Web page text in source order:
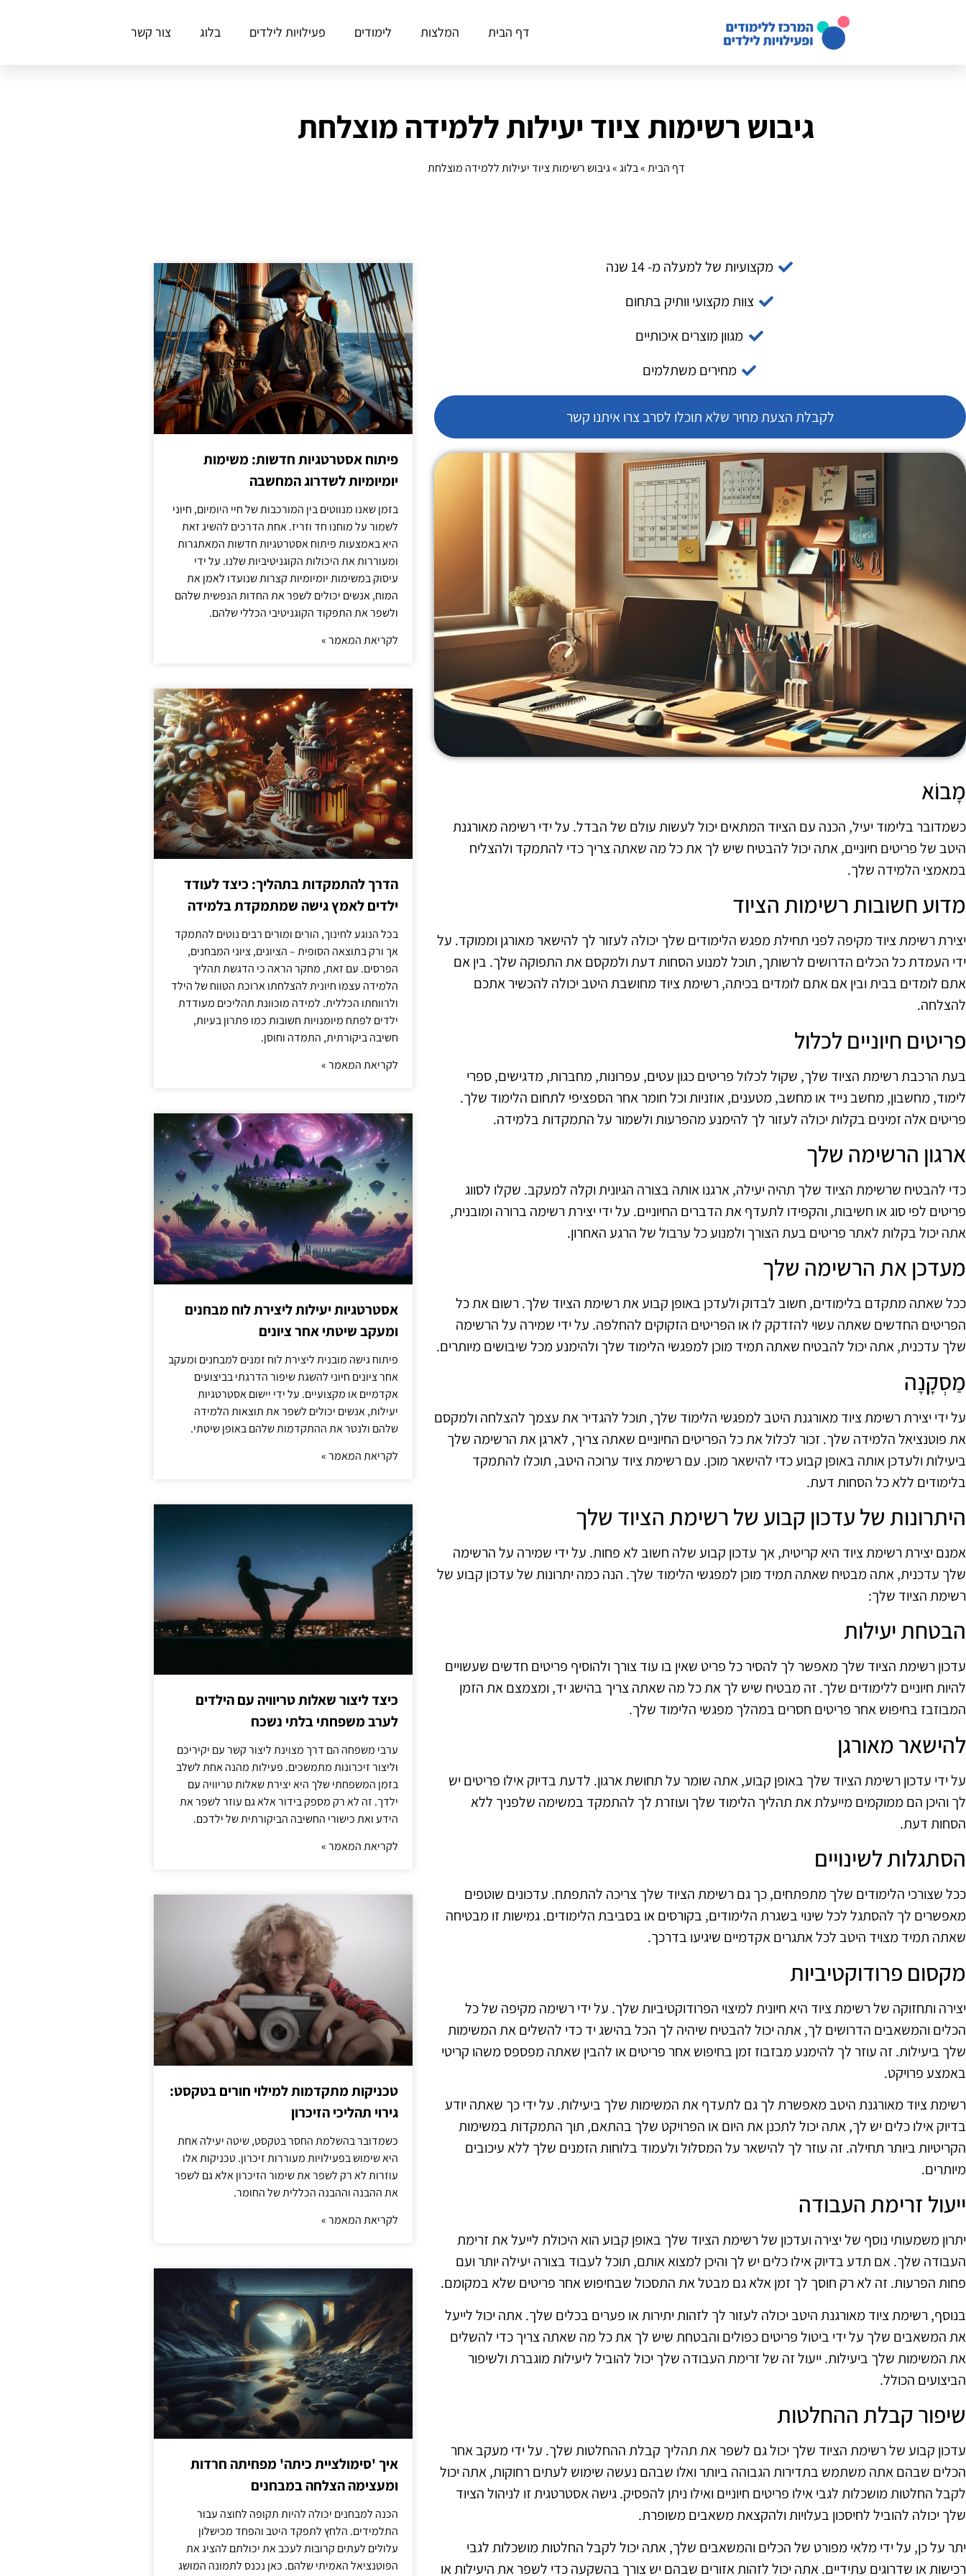
דף הבית המלצות לימודים פעילויות לילדים בלוג צור קשר
גיבוש רשימות ציוד יעילות ללמידה מוצלחת
דף הבית»בלוג»גיבוש רשימות ציוד יעילות ללמידה מוצלחת
מקצועיות של למעלה מ- 14 שנה
צוות מקצועי וותיק בתחום
מגוון מוצרים איכותיים
מחירים משתלמים
לקבלת הצעת מחיר שלא תוכלו לסרב צרו איתנו קשר
מָבוֹא
כשמדובר בלימוד יעיל, הכנה עם הציוד המתאים יכול לעשות עולם של הבדל. על ידי רשימה מאורגנת
היטב של פריטים חיוניים, אתה יכול להבטיח שיש לך את כל מה שאתה צריך כדי להתמקד ולהצליח
במאמצי הלמידה שלך.
מדוע חשובות רשימות הציוד
יצירת רשימת ציוד מקיפה לפני תחילת מפגש הלימודים שלך יכולה לעזור לך להישאר מאורגן וממוקד. על
ידי העמדת כל הכלים הדרושים לרשותך, תוכל למנוע הסחות דעת ולמקסם את התפוקה שלך. בין אם
אתם לומדים בבית ובין אם אתם לומדים בכיתה, רשימת ציוד מחושבת היטב יכולה להכשיר אתכם
להצלחה.
פריטים חיוניים לכלול
בעת הרכבת רשימת הציוד שלך, שקול לכלול פריטים כגון עטים, עפרונות, מחברות, מדגישים, ספרי
לימוד, מחשבון, מחשב נייד או מחשב, מטענים, אוזניות וכל חומר אחר הספציפי לתחום הלימוד שלך.
פריטים אלה זמינים בקלות יכולה לעזור לך להימנע מהפרעות ולשמור על התמקדות בלמידה.
ארגון הרשימה שלך
כדי להבטיח שרשימת הציוד שלך תהיה יעילה, ארגנו אותה בצורה הגיונית וקלה למעקב. שקלו לסווג
פריטים לפי סוג או חשיבות, והקפידו לתעדף את הדברים החיוניים. על ידי יצירת רשימה ברורה ומובנית,
אתה יכול בקלות לאתר פריטים בעת הצורך ולמנוע כל ערבול של הרגע האחרון.
מעדכן את הרשימה שלך
ככל שאתה מתקדם בלימודים, חשוב לבדוק ולעדכן באופן קבוע את רשימת הציוד שלך. רשום את כל
הפריטים החדשים שאתה עשוי להזדקק לו או הפריטים הזקוקים להחלפה. על ידי שמירה על הרשימה
שלך עדכנית, אתה יכול להבטיח שאתה תמיד מוכן למפגשי הלימוד שלך ולהימנע מכל שיבושים מיותרים.
מַסְקָנָה
על ידי יצירת רשימת ציוד מאורגנת היטב למפגשי הלימוד שלך, תוכל להגדיר את עצמך להצלחה ולמקסם
את פוטנציאל הלמידה שלך. זכור לכלול את כל הפריטים החיוניים שאתה צריך, לארגן את הרשימה שלך
ביעילות ולעדכן אותה באופן קבוע כדי להישאר מוכן. עם רשימת ציוד ערוכה היטב, תוכלו להתמקד
בלימודים ללא כל הסחות דעת.
היתרונות של עדכון קבוע של רשימת הציוד שלך
אמנם יצירת רשימת ציוד היא קריטית, אך עדכון קבוע שלה חשוב לא פחות. על ידי שמירה על הרשימה
שלך עדכנית, אתה מבטיח שאתה תמיד מוכן למפגשי הלימוד שלך. הנה כמה יתרונות של עדכון קבוע של
רשימת הציוד שלך:
הבטחת יעילות
עדכון רשימת הציוד שלך מאפשר לך להסיר כל פריט שאין בו עוד צורך ולהוסיף פריטים חדשים שעשויים
להיות חיוניים ללימודים שלך. זה מבטיח שיש לך את כל מה שאתה צריך בהישג יד, ומצמצם את הזמן
המבוזבז בחיפוש אחר פריטים חסרים במהלך מפגשי הלימוד שלך.
להישאר מאורגן
על ידי עדכון רשימת הציוד שלך באופן קבוע, אתה שומר על תחושת ארגון. לדעת בדיוק אילו פריטים יש
לך והיכן הם ממוקמים מייעלת את תהליך הלימוד שלך ועוזרת לך להתמקד במשימה שלפניך ללא
הסחות דעת.
הסתגלות לשינויים
ככל שצורכי הלימודים שלך מתפתחים, כך גם רשימת הציוד שלך צריכה להתפתח. עדכונים שוטפים
מאפשרים לך להסתגל לכל שינוי בשגרת הלימודים, בקורסים או בסביבת הלימודים. גמישות זו מבטיחה
שאתה תמיד מצויד היטב לכל אתגרים אקדמיים שיגיעו בדרכך.
מקסום פרודוקטיביות
יצירה ותחזוקה של רשימת ציוד היא חיונית למיצוי הפרודוקטיביות שלך. על ידי רשימה מקיפה של כל
הכלים והמשאבים הדרושים לך, אתה יכול להבטיח שיהיה לך הכל בהישג יד כדי להשלים את המשימות
שלך ביעילות. זה עוזר לך להימנע מבזבוז זמן בחיפוש אחר פריטים או להבין שאתה מפספס משהו קריטי
באמצע פרויקט.
רשימת ציוד מאורגנת היטב מאפשרת לך גם לתעדף את המשימות שלך ביעילות. על ידי כך שאתה יודע
בדיוק אילו כלים יש לך, אתה יכול לתכנן את היום או הפרויקט שלך בהתאם, תוך התמקדות במשימות
הקריטיות ביותר תחילה. זה עוזר לך להישאר על המסלול ולעמוד בלוחות הזמנים שלך ללא עיכובים
מיותרים.
ייעול זרימת העבודה
יתרון משמעותי נוסף של יצירה ועדכון של רשימת הציוד שלך באופן קבוע הוא היכולת לייעל את זרימת
העבודה שלך. אם תדע בדיוק אילו כלים יש לך והיכן למצוא אותם, תוכל לעבוד בצורה יעילה יותר ועם
פחות הפרעות. זה לא רק חוסך לך זמן אלא גם מבטל את התסכול שבחיפוש אחר פריטים שלא במקומם.
בנוסף, רשימת ציוד מאורגנת היטב יכולה לעזור לך לזהות יתירות או פערים בכלים שלך. אתה יכול לייעל
את המשאבים שלך על ידי ביטול פריטים כפולים והבטחת שיש לך את כל מה שאתה צריך כדי להשלים
את המשימות שלך ביעילות. ייעול זה של זרימת העבודה שלך יכול להוביל ליעילות מוגברת ולשיפור
הביצועים הכולל.
שיפור קבלת ההחלטות
עדכון קבוע של רשימת הציוד שלך יכול גם לשפר את תהליך קבלת ההחלטות שלך. על ידי מעקב אחר
הכלים שבהם אתה משתמש בתדירות הגבוהה ביותר ואלו שבהם נעשה שימוש לעתים רחוקות, אתה יכול
לקבל החלטות מושכלות לגבי אילו פריטים חיוניים ואילו ניתן להפסיק. גישה אסטרטגית זו לניהול הציוד
שלך יכולה להוביל לחיסכון בעלויות ולהקצאת משאבים משופרת.
יתר על כן, על ידי מלאי מפורט של הכלים והמשאבים שלך, אתה יכול לקבל החלטות מושכלות לגבי
רכישות או שדרוגים עתידיים. אתה יכול לזהות אזורים שבהם יש צורך בהשקעה כדי לשפר את היעילות או
פיתוח אסטרטגיות חדשות: משימות
יומיומיות לשדרוג המחשבה
בזמן שאנו מנווטים בין המורכבות של חיי היומיום, חיוני
לשמור על מוחנו חד וזריז. אחת הדרכים להשיג זאת
היא באמצעות פיתוח אסטרטגיות חדשות המאתגרות
ומעוררות את היכולות הקוגניטיביות שלנו. על ידי
עיסוק במשימות יומיומיות קצרות שנועדו לאמן את
המוח, אנשים יכולים לשפר את החדות הנפשית שלהם
ולשפר את התפקוד הקוגניטיבי הכללי שלהם.
לקריאת המאמר »
הדרך להתמקדות בתהליך: כיצד לעודד
ילדים לאמץ גישה שמתמקדת בלמידה
בכל הנוגע לחינוך, הורים ומורים רבים נוטים להתמקד
אך ורק בתוצאה הסופית – הציונים, ציוני המבחנים,
הפרסים. עם זאת, מחקר הראה כי הדגשת תהליך
הלמידה עצמו חיונית להצלחתו ארוכת הטווח של הילד
ולרווחתו הכללית. למידה מוכוונת תהליכים מעודדת
ילדים לפתח מיומנויות חשובות כמו פתרון בעיות,
חשיבה ביקורתית, התמדה וחוסן.
לקריאת המאמר »
אסטרטגיות יעילות ליצירת לוח מבחנים
ומעקב שיטתי אחר ציונים
פיתוח גישה מובנית ליצירת לוח זמנים למבחנים ומעקב
אחר ציונים חיוני להשגת שיפור הדרגתי בביצועים
אקדמיים או מקצועיים. על ידי יישום אסטרטגיות
יעילות, אנשים יכולים לשפר את תוצאות הלמידה
שלהם ולנטר את ההתקדמות שלהם באופן שיטתי.
לקריאת המאמר »
כיצד ליצור שאלות טריוויה עם הילדים
לערב משפחתי בלתי נשכח
ערבי משפחה הם דרך מצוינת ליצור קשר עם יקיריכם
וליצור זיכרונות מתמשכים. פעילות מהנה אחת לשלב
בזמן המשפחתי שלך היא יצירת שאלות טריוויה עם
ילדך. זה לא רק מספק בידור אלא גם עוזר לשפר את
הידע ואת כישורי החשיבה הביקורתית של ילדכם.
לקריאת המאמר »
טכניקות מתקדמות למילוי חורים בטקסט:
גירוי תהליכי הזיכרון
כשמדובר בהשלמת החסר בטקסט, שיטה יעילה אחת
היא שימוש בפעילויות מעוררות זיכרון. טכניקות אלו
עוזרות לא רק לשפר את שימור הזיכרון אלא גם לשפר
את ההבנה וההבנה הכללית של החומר.
לקריאת המאמר »
איך 'סימולציית כיתה' מפחיתה חרדות
ומעצימה הצלחה במבחנים
הכנה למבחנים יכולה להיות תקופה לחוצה עבור
התלמידים. הלחץ לתפקד היטב והפחד מכישלון
עלולים לעתים קרובות לעכב את יכולתם להציג את
הפוטנציאל האמיתי שלהם. כאן נכנס לתמונה המושג